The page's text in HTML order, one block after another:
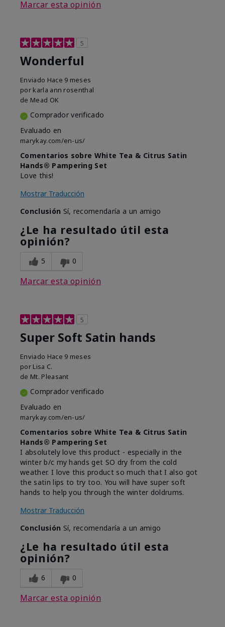
Marcar esta opinión
5
Wonderful
Enviado Hace 9 meses
por karla ann rosenthal
de Mead OK
Comprador verificado
Evaluado en
marykay.com/en-us/
Comentarios sobre White Tea & Citrus Satin
Hands® Pampering Set
Love this!
Mostrar Traducción
Conclusión Sí, recomendaría a un amigo
¿Le ha resultado útil esta
opinión?
5 0
Marcar esta opinión
5
Super Soft Satin hands
Enviado Hace 9 meses
por Lisa C.
de Mt. Pleasant
Comprador verificado
Evaluado en
marykay.com/en-us/
Comentarios sobre White Tea & Citrus Satin
Hands® Pampering Set
I absolutely love this product - especially in the
winter b/c my hands get SO dry from the cold
weather. I love this product so much that I also got
the satin lips to try too. You will have super soft
hands to help you through the winter doldrums.
Mostrar Traducción
Conclusión Sí, recomendaría a un amigo
¿Le ha resultado útil esta
opinión?
6 0
Marcar esta opinión